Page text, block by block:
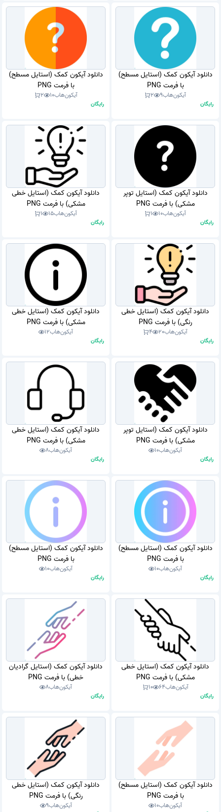
دانلود آیکون کمک (استایل مسطح)
با فرمت PNG
آیکون‌هاب9
2
رایگان
دانلود آیکون کمک (استایل مسطح)
با فرمت PNG
آیکون‌هاب10
2
رایگان
دانلود آیکون کمک (استایل توپر
مشکی) با فرمت PNG
آیکون‌هاب10
1
رایگان
دانلود آیکون کمک (استایل خطی
مشکی) با فرمت PNG
آیکون‌هاب15
1
رایگان
دانلود آیکون کمک (استایل خطی
رنگی) با فرمت PNG
آیکون‌هاب20
4
رایگان
دانلود آیکون کمک (استایل خطی
مشکی) با فرمت PNG
آیکون‌هاب12
رایگان
دانلود آیکون کمک (استایل توپر
مشکی) با فرمت PNG
آیکون‌هاب10
رایگان
دانلود آیکون کمک (استایل خطی
مشکی) با فرمت PNG
آیکون‌هاب8
رایگان
دانلود آیکون کمک (استایل مسطح)
با فرمت PNG
آیکون‌هاب10
رایگان
دانلود آیکون کمک (استایل مسطح)
با فرمت PNG
آیکون‌هاب10
رایگان
دانلود آیکون کمک (استایل خطی
مشکی) با فرمت PNG
آیکون‌هاب64
10
رایگان
دانلود آیکون کمک (استایل گرادیان
خطی) با فرمت PNG
آیکون‌هاب8
رایگان
دانلود آیکون کمک (استایل مسطح)
با فرمت PNG
آیکون‌هاب10
دانلود آیکون کمک (استایل خطی
رنگی) با فرمت PNG
آیکون‌هاب9